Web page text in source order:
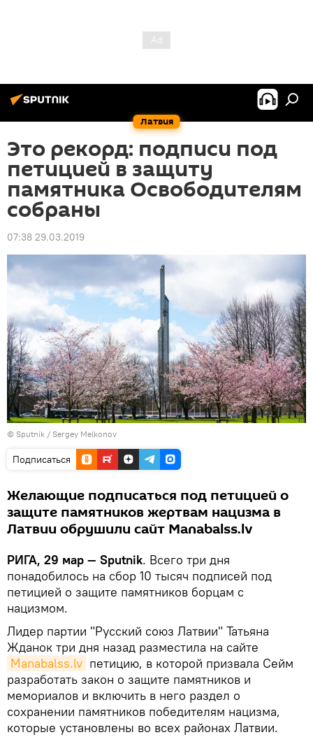
Латвия
Это рекорд: подписи под
петицией в защиту
памятника Освободителям
собраны
07:38 29.03.2019
© Sputnik / Sergey Melkonov
Подписаться
Желающие подписаться под петицией о
защите памятников жертвам нацизма в
Латвии обрушили сайт Manabalss.lv
РИГА, 29 мар — Sputnik. Всего три дня
понадобилось на сбор 10 тысяч подписей под
петицией о защите памятников борцам с
нацизмом.
Лидер партии "Русский союз Латвии" Татьяна
Жданок три дня назад разместила на сайте
Manabalss.lv петицию, в которой призвала Сейм
разработать закон о защите памятников и
мемориалов и включить в него раздел о
сохранении памятников победителям нацизма,
которые установлены во всех районах Латвии.